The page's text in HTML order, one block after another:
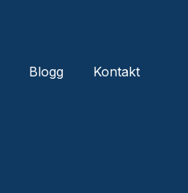
Blogg
Kontakt